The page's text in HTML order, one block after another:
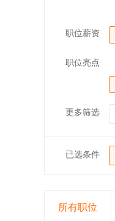
职位薪资
职位亮点
更多筛选
已选条件
所有职位